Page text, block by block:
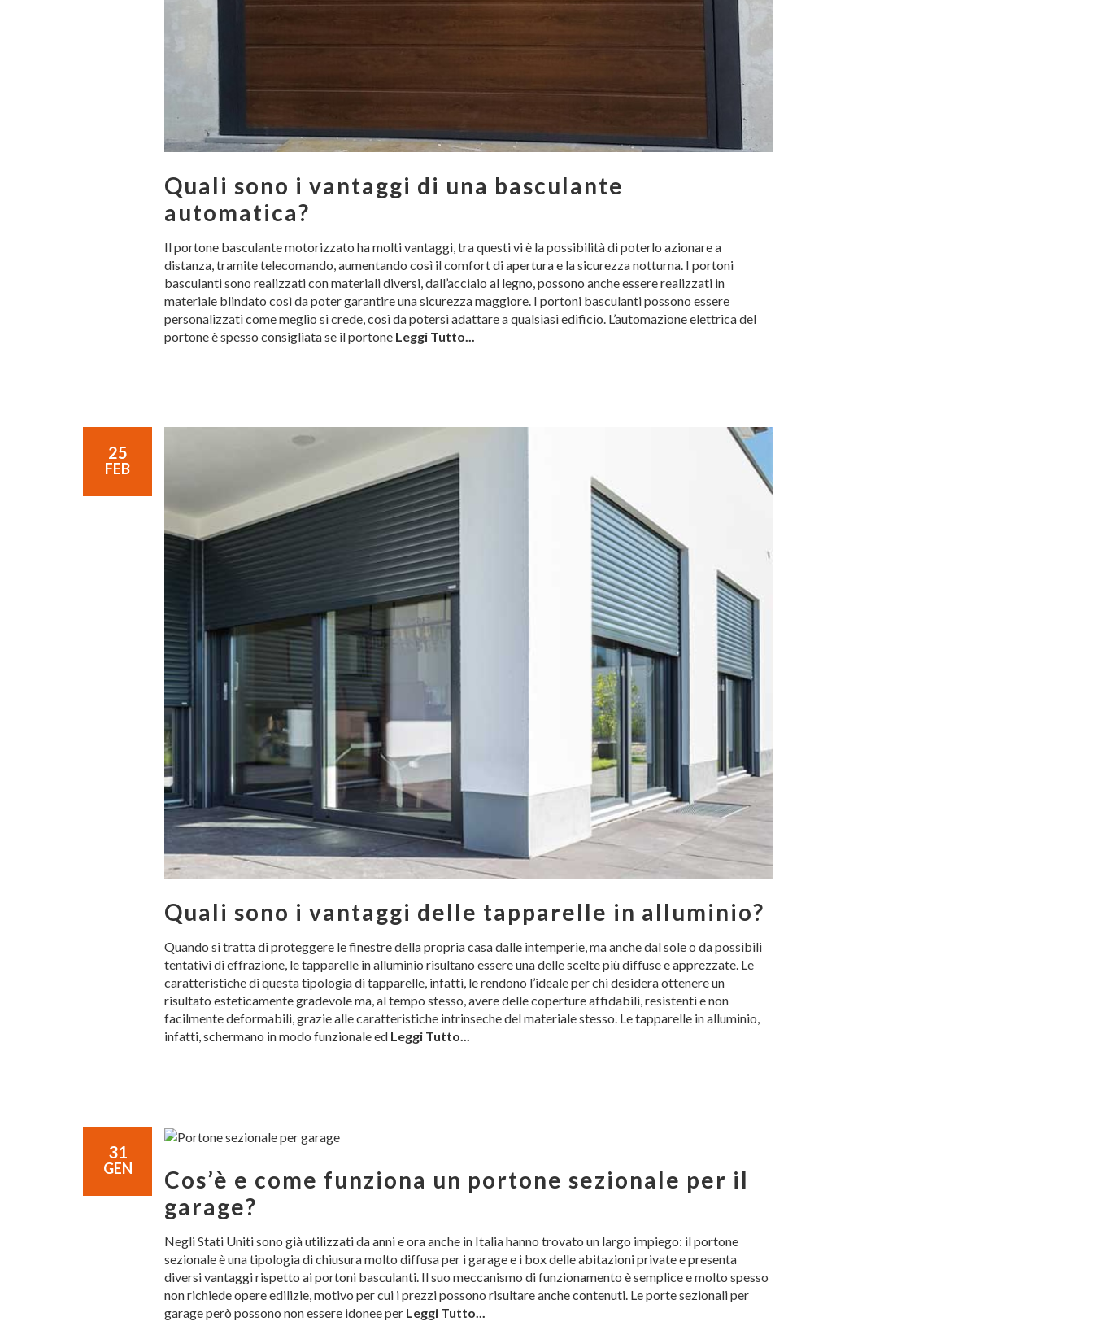
Quali sono i vantaggi di una basculante
automatica?
Il portone basculante motorizzato ha molti vantaggi, tra questi vi è la possibilità di poterlo azionare a
distanza, tramite telecomando, aumentando così il comfort di apertura e la sicurezza notturna. I portoni
basculanti sono realizzati con materiali diversi, dall’acciaio al legno, possono anche essere realizzati in
materiale blindato così da poter garantire una sicurezza maggiore. I portoni basculanti possono essere
personalizzati come meglio si crede, così da potersi adattare a qualsiasi edificio. L’automazione elettrica del
portone è spesso consigliata se il portone Leggi Tutto...
25
FEB
Quali sono i vantaggi delle tapparelle in alluminio?
Quando si tratta di proteggere le finestre della propria casa dalle intemperie, ma anche dal sole o da possibili
tentativi di effrazione, le tapparelle in alluminio risultano essere una delle scelte più diffuse e apprezzate. Le
caratteristiche di questa tipologia di tapparelle, infatti, le rendono l’ideale per chi desidera ottenere un
risultato esteticamente gradevole ma, al tempo stesso, avere delle coperture affidabili, resistenti e non
facilmente deformabili, grazie alle caratteristiche intrinseche del materiale stesso. Le tapparelle in alluminio,
infatti, schermano in modo funzionale ed Leggi Tutto...
31
GEN
Cos’è e come funziona un portone sezionale per il
garage?
Negli Stati Uniti sono già utilizzati da anni e ora anche in Italia hanno trovato un largo impiego: il portone
sezionale è una tipologia di chiusura molto diffusa per i garage e i box delle abitazioni private e presenta
diversi vantaggi rispetto ai portoni basculanti. Il suo meccanismo di funzionamento è semplice e molto spesso
non richiede opere edilizie, motivo per cui i prezzi possono risultare anche contenuti. Le porte sezionali per
garage però possono non essere idonee per Leggi Tutto...